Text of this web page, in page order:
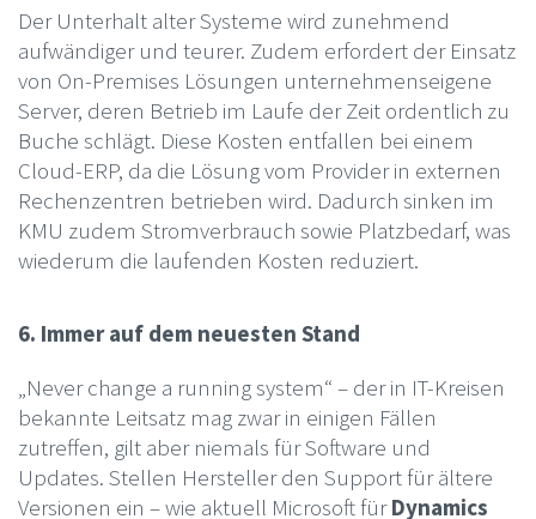
Der Unterhalt alter Systeme wird zunehmend
aufwändiger und teurer. Zudem erfordert der Einsatz
von On-Premises Lösungen unternehmenseigene
Server, deren Betrieb im Laufe der Zeit ordentlich zu
Buche schlägt. Diese Kosten entfallen bei einem
Cloud-ERP, da die Lösung vom Provider in externen
Rechenzentren betrieben wird. Dadurch sinken im
KMU zudem Stromverbrauch sowie Platzbedarf, was
wiederum die laufenden Kosten reduziert.
6. Immer auf dem neuesten Stand
„Never change a running system“ – der in IT-Kreisen
bekannte Leitsatz mag zwar in einigen Fällen
zutreffen, gilt aber niemals für Software und
Updates. Stellen Hersteller den Support für ältere
Versionen ein – wie aktuell Microsoft fürDynamics